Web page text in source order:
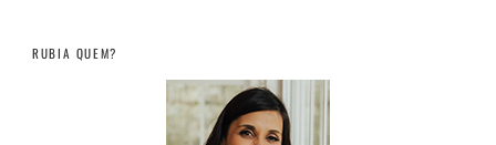
RUBIA QUEM?